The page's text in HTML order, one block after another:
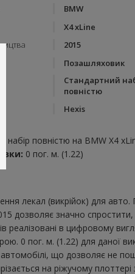
BMW
X4 xLine
2015
Позашляховик
Стандартний
повністю
Hexis
набір повністю на BMW X4
0 пог. м. (1.22)
лекал (викрійок) для авто.
дозволяє значно
в цифровому
0 пог. м. (1.22) для даної
автомобілі, що дозволяє не
на ріжучому плоттері